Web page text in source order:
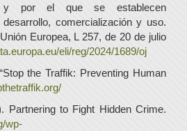
y por el que se establecen
comercialización y uso.
Europea, L 257, de 20 de julio
eli/reg/2024/1689/oj
the Traffik: Preventing Human
Partnering to Fight Hidden Crime.
wp-